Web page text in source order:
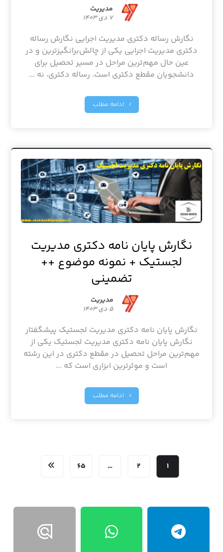
مدیریت
۷ دی ۱۴۰۳
نگارش رساله دکتری مدیریت اجرایی نگارش رساله
دکتری مدیریت اجرایی یکی از چالش‌برانگیزترین و در
عین حال مهم‌ترین مراحل در مسیر تحصیل برای
دانشجویان مقطع دکتری است. رساله دکتری، نه ...
ادامه مطلب
نگارش پایان نامه دکتری مدیریت
لجستیک + نمونه موضوع ++
تضمینی
مدیریت
۵ دی ۱۴۰۳
نگارش پایان نامه دکتری مدیریت لجستیک پیشگفتار
نگارش پایان نامه دکتری مدیریت لجستیک یکی از
مهم‌ترین مراحل تحصیل در مقطع دکتری در این رشته
است و موثرترین ابزاری است که ...
ادامه مطلب
۱ ۲ … ۶۵